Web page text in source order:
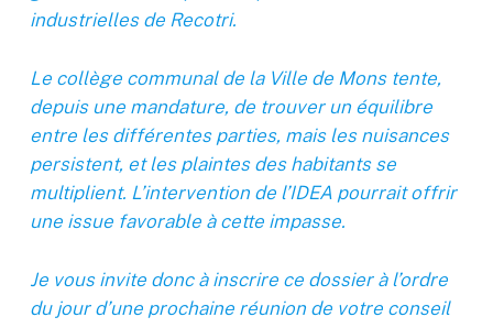
industrielles de Recotri.
Le collège communal de la Ville de Mons tente,
depuis une mandature, de trouver un équilibre
entre les différentes parties, mais les nuisances
persistent, et les plaintes des habitants se
multiplient. L’intervention de l’IDEA pourrait offrir
une issue favorable à cette impasse.
Je vous invite donc à inscrire ce dossier à l’ordre
du jour d’une prochaine réunion de votre conseil